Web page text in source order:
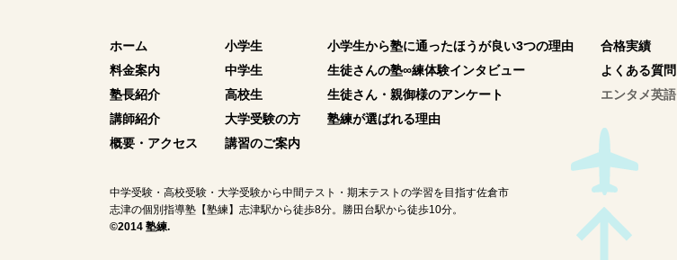
ホーム
料金案内
塾長紹介
講師紹介
概要・アクセス
小学生
中学生
高校生
大学受験の方
講習のご案内
小学生から塾に通ったほうが良い3つの理由
生徒さんの塾∞練体験インタビュー
生徒さん・親御様のアンケート
塾練が選ばれる理由
合格実績
よくある質問
エンタメ英語
中学受験・高校受験・大学受験から中間テスト・期末テストの学習を目指す佐倉市
志津の個別指導塾【塾練】志津駅から徒歩8分。勝田台駅から徒歩10分。
©2014 塾練.